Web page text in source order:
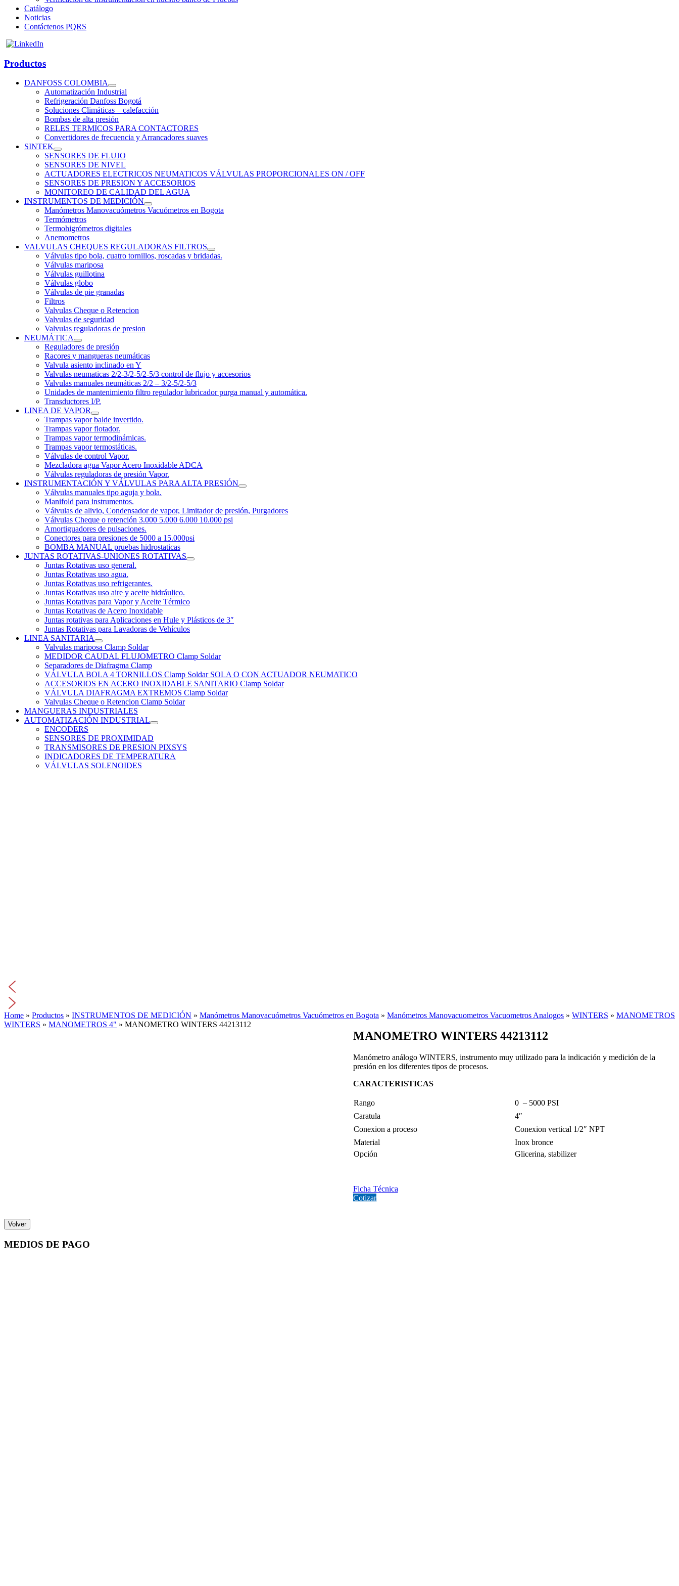
Catálogo
Noticias
Contáctenos PQRS
Productos
DANFOSS COLOMBIA
Automatización Industrial
Refrigeración Danfoss Bogotá
Soluciones Climáticas – calefacción
Bombas de alta presión
RELES TERMICOS PARA CONTACTORES
Convertidores de frecuencia y Arrancadores suaves
SINTEK
SENSORES DE FLUJO
SENSORES DE NIVEL
ACTUADORES ELECTRICOS NEUMATICOS VÁLVULAS PROPORCIONALES ON / OFF
SENSORES DE PRESION Y ACCESORIOS
MONITOREO DE CALIDAD DEL AGUA
INSTRUMENTOS DE MEDICIÓN
Manómetros Manovacuómetros Vacuómetros en Bogota
Termómetros
Termohigrómetros digitales
Anemometros
VALVULAS CHEQUES REGULADORAS FILTROS
Válvulas tipo bola, cuatro tornillos, roscadas y bridadas.
Válvulas mariposa
Válvulas guillotina
Válvulas globo
Válvulas de pie granadas
Filtros
Valvulas Cheque o Retencion
Valvulas de seguridad
Valvulas reguladoras de presion
NEUMÁTICA
Reguladores de presión
Racores y mangueras neumáticas
Valvula asiento inclinado en Y
Valvulas neumaticas 2/2-3/2-5/2-5/3 control de flujo y accesorios
Valvulas manuales neumáticas 2/2 – 3/2-5/2-5/3
Unidades de mantenimiento filtro regulador lubricador purga manual y automática.
Transductores I/P.
LINEA DE VAPOR
Trampas vapor balde invertido.
Trampas vapor flotador.
Trampas vapor termodinámicas.
Trampas vapor termostáticas.
Válvulas de control Vapor.
Mezcladora agua Vapor Acero Inoxidable ADCA
Válvulas reguladoras de presión Vapor.
INSTRUMENTACIÓN Y VÁLVULAS PARA ALTA PRESIÓN
Válvulas manuales tipo aguja y bola.
Manifold para instrumentos.
Válvulas de alivio, Condensador de vapor, Limitador de presión, Purgadores
Válvulas Cheque o retención 3.000 5.000 6.000 10.000 psi
Amortiguadores de pulsaciones.
Conectores para presiones de 5000 a 15.000psi
BOMBA MANUAL pruebas hidrostaticas
JUNTAS ROTATIVAS-UNIONES ROTATIVAS
Juntas Rotativas uso general.
Juntas Rotativas uso agua.
Juntas Rotativas uso refrigerantes.
Juntas Rotativas uso aire y aceite hidráulico.
Juntas Rotativas para Vapor y Aceite Térmico
Juntas Rotativas de Acero Inoxidable
Juntas rotativas para Aplicaciones en Hule y Plásticos de 3″
Juntas Rotativas para Lavadoras de Vehículos
LINEA SANITARIA
Valvulas mariposa Clamp Soldar
MEDIDOR CAUDAL FLUJOMETRO Clamp Soldar
Separadores de Diafragma Clamp
VÁLVULA BOLA 4 TORNILLOS Clamp Soldar SOLA O CON ACTUADOR NEUMATICO
ACCESORIOS EN ACERO INOXIDABLE SANITARIO Clamp Soldar
VÁLVULA DIAFRAGMA EXTREMOS Clamp Soldar
Valvulas Cheque o Retencion Clamp Soldar
MANGUERAS INDUSTRIALES
AUTOMATIZACIÓN INDUSTRIAL
ENCODERS
SENSORES DE PROXIMIDAD
TRANSMISORES DE PRESION PIXSYS
INDICADORES DE TEMPERATURA
VÁLVULAS SOLENOIDES
Home » Productos » INSTRUMENTOS DE MEDICIÓN » Manómetros Manovacuómetros Vacuómetros en Bogota » Manómetros Manovacuometros Vacuometros Analogos » WINTERS » MANOMETROS
WINTERS » MANOMETROS 4" » MANOMETRO WINTERS 44213112
MANOMETRO WINTERS 44213112
Manómetro análogo WINTERS, instrumento muy utilizado para la indicación y medición de la
presión en los diferentes tipos de procesos.
CARACTERISTICAS
Rango
0 – 5000 PSI
Caratula
4″
Conexion a proceso
Conexion vertical 1/2″ NPT
Material
Inox bronce
Opción
Glicerina, stabilizer
Ficha Técnica
Cotizar
Volver
MEDIOS DE PAGO